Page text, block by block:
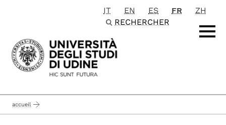
Passa al contenuto principale
IT EN ES FR
ZH
RECHERCHER
accueil